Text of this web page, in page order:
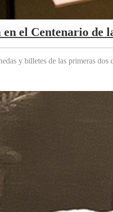
el Centenario de
y billetes de las primeras